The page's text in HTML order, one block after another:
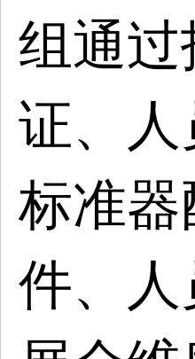
组通
证、
标准
件、